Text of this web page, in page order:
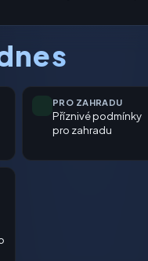
PRO ZAHRADU
Příznivé podmínky
pro zahradu